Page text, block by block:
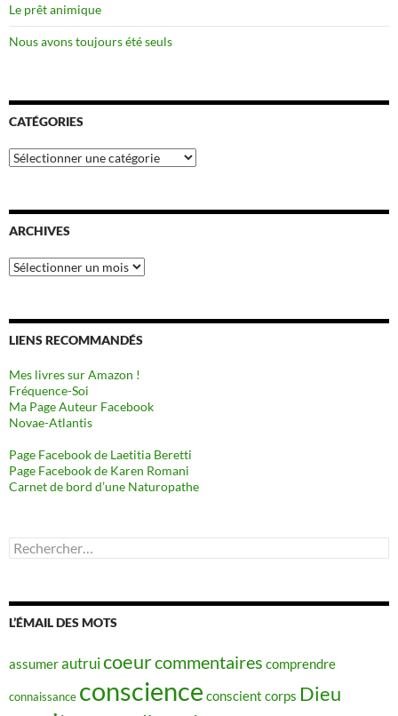
Le prêt animique
Nous avons toujours été seuls
CATÉGORIES
Catégories
ARCHIVES
Archives
LIENS RECOMMANDÉS
Mes livres sur Amazon !
Fréquence-Soi
Ma Page Auteur Facebook
Novae-Atlantis
Page Facebook de Laetitia Beretti
Page Facebook de Karen Romani
Carnet de bord d’une Naturopathe
Rechercher :
L’ÉMAIL DES MOTS
assumerautruicoeurcommentaires comprendre
connaissance conscience conscient corps Dieu